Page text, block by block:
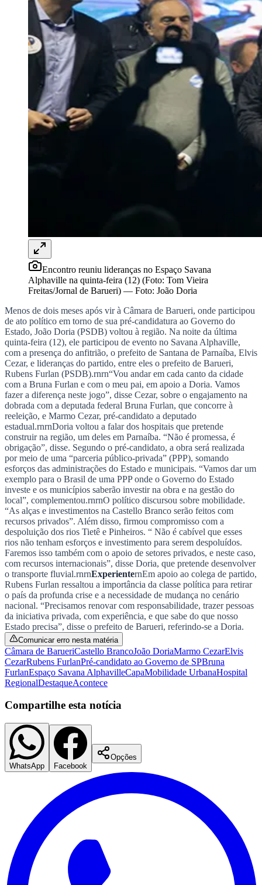
Negócios Regionais
Turismo
Segurança Regional
Hospitais Estaduais
Parques & Represas
Cidades da Região
Santana de Parnaíba
Carapicuíba Jandira ItapeviCotiaPirapora
do Bom Jesus Araçariguama Cajamar Caieiras
Franco da
Francisco Morato Taboão da Serra Embu das Artes
São Roque
Para Sua Empresa
Anuncie Regional
Hub de Negócios
Panorama Econômico
Panorama Econômico
Para Sua Empresa
Anuncie no Portal
Verificar Empresa Novo
Anunciar VagasNovo
Publicidade Legal
NBA
NFL
Fórmula 1
UFC
Tênis (ATP)
MLB
NHL
Atletismo
Vôlei
NBB
Competições de Futebol
Brasileirão Série A
Brasileirão Série B
Paulistão
Copa do Brasil
Libertadores
Sul-Americana
Copa América
Champions League
Premier League
La Liga
Bundesliga
Mundial 2026
Times - Ir direto
Encontro reuniu lideranças no Espaço Savana
Alphaville na quinta-feira (12) (Foto: Tom Vieira
Freitas/Jornal de Barueri) — Foto: João Doria
Menos de dois meses após vir à Câmara de Barueri, onde participou
de ato político em torno de sua pré-candidatura ao Governo do
Estado, João Doria (PSDB) voltou à região. Na noite da última
quinta-feira (12), ele participou de evento no Savana Alphaville,
com a presença do anfitrião, o prefeito de Santana de Parnaíba, Elvis
Cezar, e lideranças do partido, entre eles o prefeito de Barueri,
Rubens Furlan (PSDB).rnrn“Vou andar em cada canto da cidade
com a Bruna Furlan e com o meu pai, em apoio a Doria. Vamos
fazer a diferença neste jogo”, disse Cezar, sobre o engajamento na
dobrada com a deputada federal Bruna Furlan, que concorre à
reeleição, e Marmo Cezar, pré-candidato a deputado
estadual.rnrnDoria voltou a falar dos hospitais que pretende
construir na região, um deles em Parnaíba. “Não é promessa, é
obrigação”, disse. Segundo o pré-candidato, a obra será realizada
por meio de uma “parceria público-privada” (PPP), somando
esforços das administrações do Estado e municipais. “Vamos dar um
exemplo para o Brasil de uma PPP onde o Governo do Estado
investe e os municípios saberão investir na obra e na gestão do
local”, complementou.rnrnO político discursou sobre mobilidade.
“As alças e investimentos na Castello Branco serão feitos com
recursos privados”. Além disso, firmou compromisso com a
despoluição dos rios Tietê e Pinheiros. “ Não é cabível que esses
rios não tenham esforços e investimento para serem despoluídos.
Faremos isso também com o apoio de setores privados, e neste caso,
com recursos internacionais”, disse Doria, que pretende desenvolver
o transporte fluvial.rnrnExperienternEm apoio ao colega de partido,
Rubens Furlan ressaltou a importância da classe política para retirar
o país da profunda crise e a necessidade de mudança no cenário
nacional. “Precisamos renovar com responsabilidade, trazer pessoas
da iniciativa privada, com experiência, e que sabe do que nosso
Estado precisa”, disse o prefeito de Barueri, referindo-se a Doria.
Comunicar erro nesta matéria
Câmara de BarueriCastello BrancoJoão DoriaMarmo CezarElvis
CezarRubens FurlanPré-candidato ao Governo de SPBruna
FurlanEspaço Savana AlphavilleCapaMobilidade UrbanaHospital
RegionalDestaqueAcontece
Compartilhe esta notícia
WhatsApp Facebook
Opções